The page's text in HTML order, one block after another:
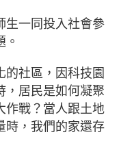
生一同投入社會參
的社區，因科技園
，居民是如何凝聚
作戰？當人跟土地
時，我們的家還存